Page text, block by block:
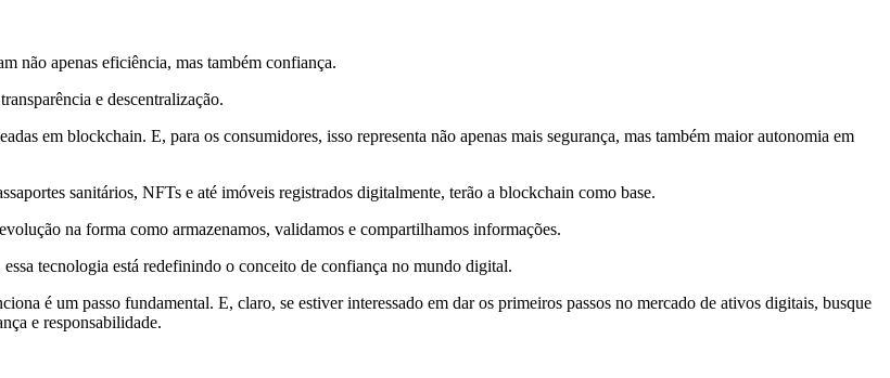
não apenas eficiência, mas também confiança.
e descentralização.
em blockchain. E, para os consumidores, isso representa não apenas mais segurança, mas também maior autonomia em
sanitários, NFTs e até imóveis registrados digitalmente, terão a blockchain como base.
na forma como armazenamos, validamos e compartilhamos informações.
tecnologia está redefinindo o conceito de confiança no mundo digital.
é um passo fundamental. E, claro, se estiver interessado em dar os primeiros passos no mercado de ativos digitais, busque
e responsabilidade.